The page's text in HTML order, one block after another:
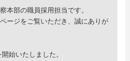
本部の職員採用担当です。
ージをご覧いただき、誠にありが
始いたしました。